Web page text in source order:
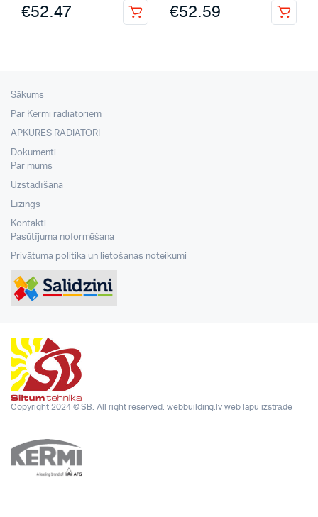
€52.47 €52.59
Sākums
Par Kermi radiatoriem
APKURES RADIATORI
Dokumenti
Par mums
Uzstādīšana
Līzings
Kontakti
Pasūtījuma noformēšana
Privātuma politika un lietošanas noteikumi
Copyright 2024 © SB. All right reserved. webbuilding.lvweb lapu izstrāde